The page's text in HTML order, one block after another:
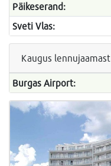
Päikeserand:
Sveti Vlas:
Kaugus lennujaamast
Burgas Airport: